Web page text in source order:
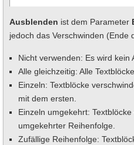
Ausblenden ist dem Parameter
jedoch das Verschwinden (Ende
Nicht verwenden: Es wird kein
Alle gleichzeitig: Alle
Einzeln: Textblöcke
mit dem ersten.
Einzeln umgekehrt:
umgekehrter Reihenfolge.
Zufällige Reihenfolge: